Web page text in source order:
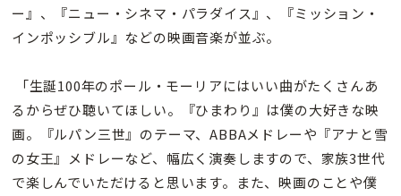
ー』、『ニュー・シネマ・パラダイス』、『ミッション・
インポッシブル』などの映画音楽が並ぶ。
「生誕100年のポール・モーリアにはいい曲がたくさんあ
るからぜひ聴いてほしい。『ひまわり』は僕の大好きな映
画。『ルパン三世』のテーマ、ABBAメドレーや『アナと雪
の女王』メドレーなど、幅広く演奏しますので、家族3世代
で楽しんでいただけると思います。また、映画のことや僕